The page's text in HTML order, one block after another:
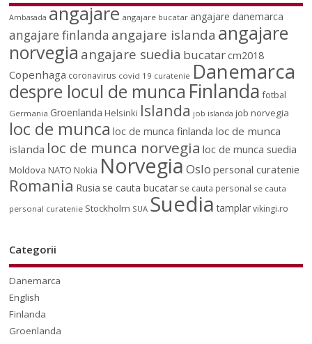
Ambasada angajare angajare bucatar angajare danemarca
angajare finlanda angajare islanda angajare
norvegia angajare suedia bucatarcm2018
Copenhaga coronavirus covid 19 curatenie Danemarca
despre locul de munca Finlanda fotbal
Germania Groenlanda Helsinki Islanda job islanda job norvegia
loc de munca loc de munca finlanda loc de munca
islanda loc de munca norvegia loc de munca suedia
Moldova NATO Nokia NorvegiaOslo personal curatenie
Romania Rusia se cauta bucatar se cauta personal se cauta
personal curatenie Stockholm SUA Suedia tamplar vikingi.ro
Categorii
Danemarca
English
Finlanda
Groenlanda